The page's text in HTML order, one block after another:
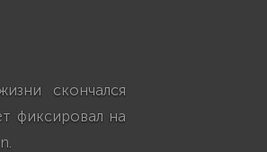
скончался
фиксировал на